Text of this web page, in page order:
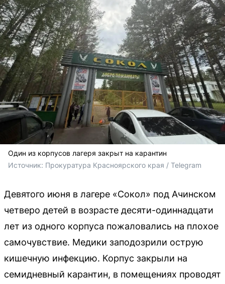
Один из корпусов лагеря закрыт на карантин
Источник: Прокуратура Красноярского края / Telegram
Девятого июня в лагере «Сокол» под Ачинском
четверо детей в возрасте десяти-одиннадцати
лет из одного корпуса пожаловались на плохое
самочувствие. Медики заподозрили острую
кишечную инфекцию. Корпус закрыли на
семидневный карантин, в помещениях проводят